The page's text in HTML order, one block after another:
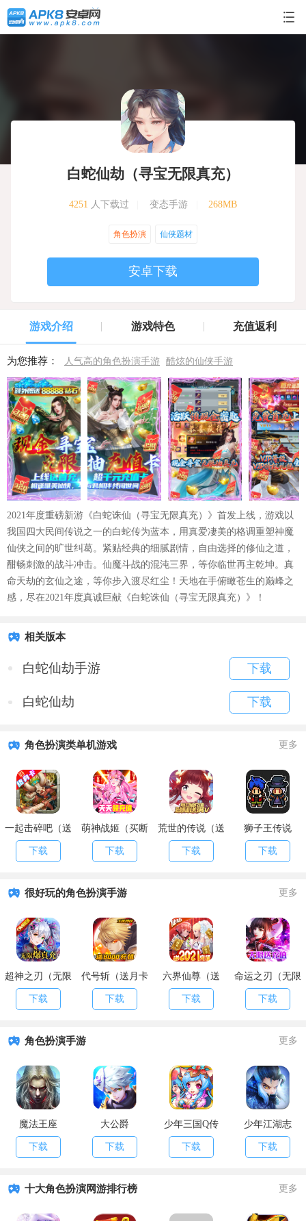
白蛇仙劫（寻宝无限真充）
4251 人下载过 变态手游 268MB
角色扮演 仙侠题材
安卓下载
游戏介绍 游戏特色 充值返利
为您推荐： 人气高的角色扮演手游 酷炫的仙侠手游
2021年度重磅新游《白蛇诛仙（寻宝无限真充）》首发上线，游戏以
我国四大民间传说之一的白蛇传为蓝本，用真爱凄美的格调重塑神魔
仙侠之间的旷世纠葛。紧贴经典的细腻剧情，自由选择的修仙之道，
酣畅刺激的战斗冲击。仙魔斗战的混沌三界，等你临世再主乾坤。真
命天劫的玄仙之途，等你步入渡尽红尘！天地在手俯瞰苍生的巅峰之
感，尽在2021年度真诚巨献《白蛇诛仙（寻宝无限真充）》！
相关版本
白蛇仙劫手游 下载
白蛇仙劫 下载
角色扮演类单机游戏 更多
一起击碎吧（送
终身卡）
下载
萌神战姬（买断
版）
下载
荒世的传说（送
海量红包）
下载
狮子王传说
下载
很好玩的角色扮演手游 更多
超神之刃（无限
爆真充）
下载
代号斩（送月卡
送8000）
下载
六界仙尊（送
2021充值）
下载
命运之刃（无限
送充值）
下载
角色扮演手游 更多
魔法王座
下载
大公爵
下载
少年三国Q传
下载
少年江湖志
下载
十大角色扮演网游排行榜 更多